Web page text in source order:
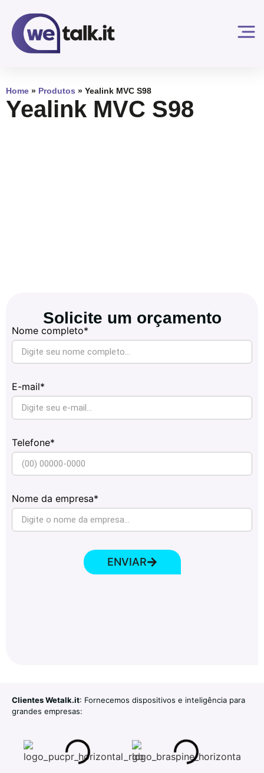
Home » Produtos » Yealink MVC S98
Yealink MVC S98
Solicite um orçamento
Nome completo*
E-mail*
Telefone*
Nome da empresa*
ENVIAR
Clientes Wetalk.it: Fornecemos dispositivos e inteligência para
grandes empresas: